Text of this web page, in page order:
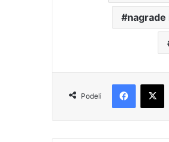
nagrade
Podeli